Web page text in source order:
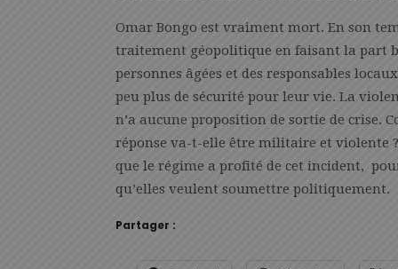
Omar Bongo est vraiment mort. En son
traitement géopolitique en faisant la part
personnes âgées et des responsables
peu plus de sécurité pour leur vie. La
n’a aucune proposition de sortie de crise.
réponse va-t-elle être militaire et violente
que le régime a profité de cet incident,
qu’elles veulent soumettre politiquement.
Partager :